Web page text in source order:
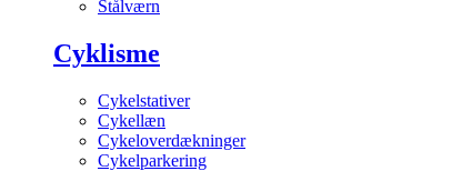
Stålværn
Cyklisme
Cykelstativer
Cykellæn
Cykeloverdækninger
Cykelparkering